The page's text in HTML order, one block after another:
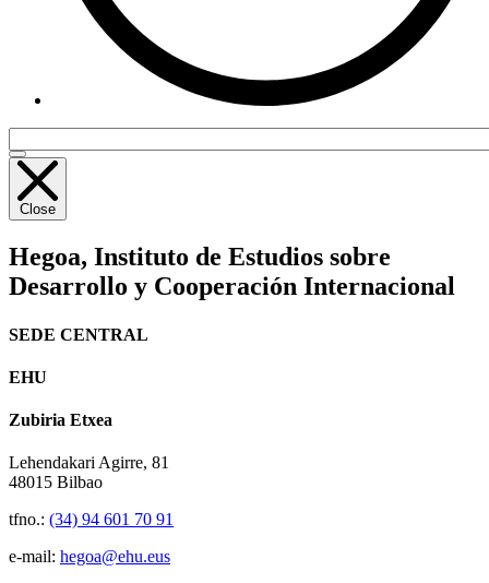
Close
Hegoa, Instituto de Estudios sobre
Desarrollo y Cooperación Internacional
SEDE CENTRAL
EHU
Zubiria Etxea
Lehendakari Agirre, 81
48015 Bilbao
tfno.: (34) 94 601 70 91
e-mail: hegoa@ehu.eus